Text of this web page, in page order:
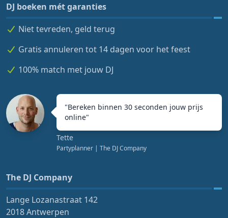
DJ boeken mét garanties
Niet tevreden, geld terug
Gratis annuleren tot 14 dagen voor het feest
100% match met jouw DJ
"Bereken binnen 30 seconden jouw prijs
online"
Tette
Partyplanner | The DJ Company
The DJ Company
Lange Lozanastraat 142
2018 Antwerpen